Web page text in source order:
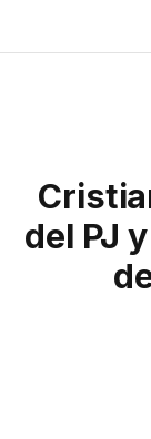
del PJ